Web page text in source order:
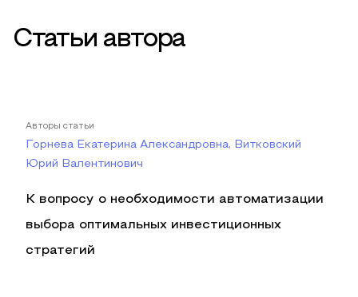
Статьи автора
Авторы статьи
Горнева Екатерина Александровна, Витковский
Юрий Валентинович
К вопросу о необходимости автоматизации
выбора оптимальных инвестиционных
стратегий